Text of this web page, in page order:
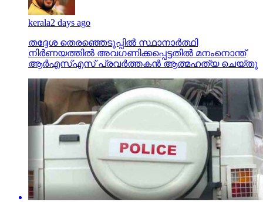
kerala2 days ago
തദ്ദേശ തെരഞ്ഞെടുപ്പില്‍ സ്ഥാനാര്‍ത്ഥി
നിര്‍ണയത്തില്‍ അവഗണിക്കപ്പെട്ടതില്‍ മനംനൊന്ത്
ആര്‍എസ്എസ് പ്രവര്‍ത്തകന്‍ ആത്മഹത്യ ചെയ്തു